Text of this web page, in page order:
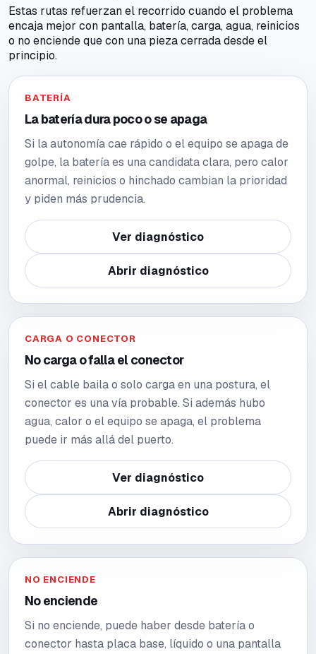
Estas rutas refuerzan el recorrido cuando el problema
encaja mejor con pantalla, batería, carga, agua, reinicios
o no enciende que con una pieza cerrada desde el
principio.
BATERÍA
La batería dura poco o se apaga
Si la autonomía cae rápido o el equipo se apaga de
golpe, la batería es una candidata clara, pero calor
anormal, reinicios o hinchado cambian la prioridad
y piden más prudencia.
Ver diagnóstico
Abrir diagnóstico
CARGA O CONECTOR
No carga o falla el conector
Si el cable baila o solo carga en una postura, el
conector es una vía probable. Si además hubo
agua, calor o el equipo se apaga, el problema
puede ir más allá del puerto.
Ver diagnóstico
Abrir diagnóstico
NO ENCIENDE
No enciende
Si no enciende, puede haber desde batería o
conector hasta placa base, líquido o una pantalla